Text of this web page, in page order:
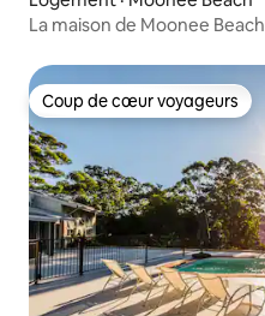
La maison de Moonee Beach
Coup de cœur voyageurs
Coup de cœur voyageurs